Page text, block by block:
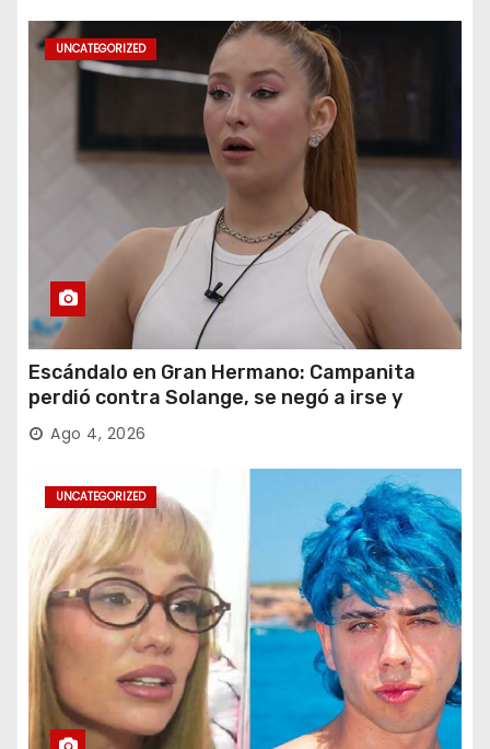
UNCATEGORIZED
Escándalo en Gran Hermano: Campanita
perdió contra Solange, se negó a irse y
desafió al Big
Ago 4, 2026
UNCATEGORIZED